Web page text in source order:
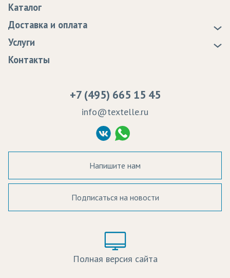
Статьи
Программа лояльности
Сертификаты качества
Судебные решения
Политика Конфиденциальности
Согласие на обработку ПД
Каталог
Доставка и оплата
Доставка
Оплата
Услуги
Образцы
Контакты
+7 (495) 665 15 45
info@textelle.ru
Напишите нам
Подписаться на новости
Полная версия сайта